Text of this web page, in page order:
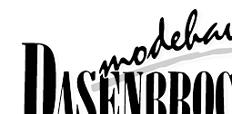
Hauptinhalt springen
Zur Hauptnavigation